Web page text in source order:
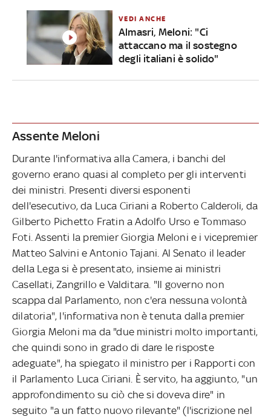
VEDI ANCHE
Almasri, Meloni: "Ci
attaccano ma il sostegno
degli italiani è solido"
Assente Meloni
Durante l'informativa alla Camera, i banchi del
governo erano quasi al completo per gli interventi
dei ministri. Presenti diversi esponenti
dell'esecutivo, da Luca Ciriani a Roberto Calderoli, da
Gilberto Pichetto Fratin a Adolfo Urso e Tommaso
Foti. Assenti la premier Giorgia Meloni e i vicepremier
Matteo Salvini e Antonio Tajani. Al Senato il leader
della Lega si è presentato, insieme ai ministri
Casellati, Zangrillo e Valditara. "Il governo non
scappa dal Parlamento, non c'era nessuna volontà
dilatoria", l'informativa non è tenuta dalla premier
Giorgia Meloni ma da "due ministri molto importanti,
che quindi sono in grado di dare le risposte
adeguate", ha spiegato il ministro per i Rapporti con
il Parlamento Luca Ciriani. È servito, ha aggiunto, "un
approfondimento su ciò che si doveva dire" in
seguito "a un fatto nuovo rilevante" (l'iscrizione nel